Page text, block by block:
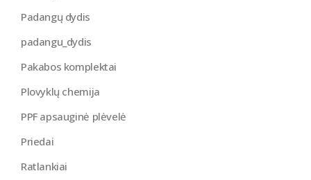
Padangų dydis
padangu_dydis
Pakabos komplektai
Plovyklų chemija
PPF apsauginė plėvelė
Priedai
Ratlankiai